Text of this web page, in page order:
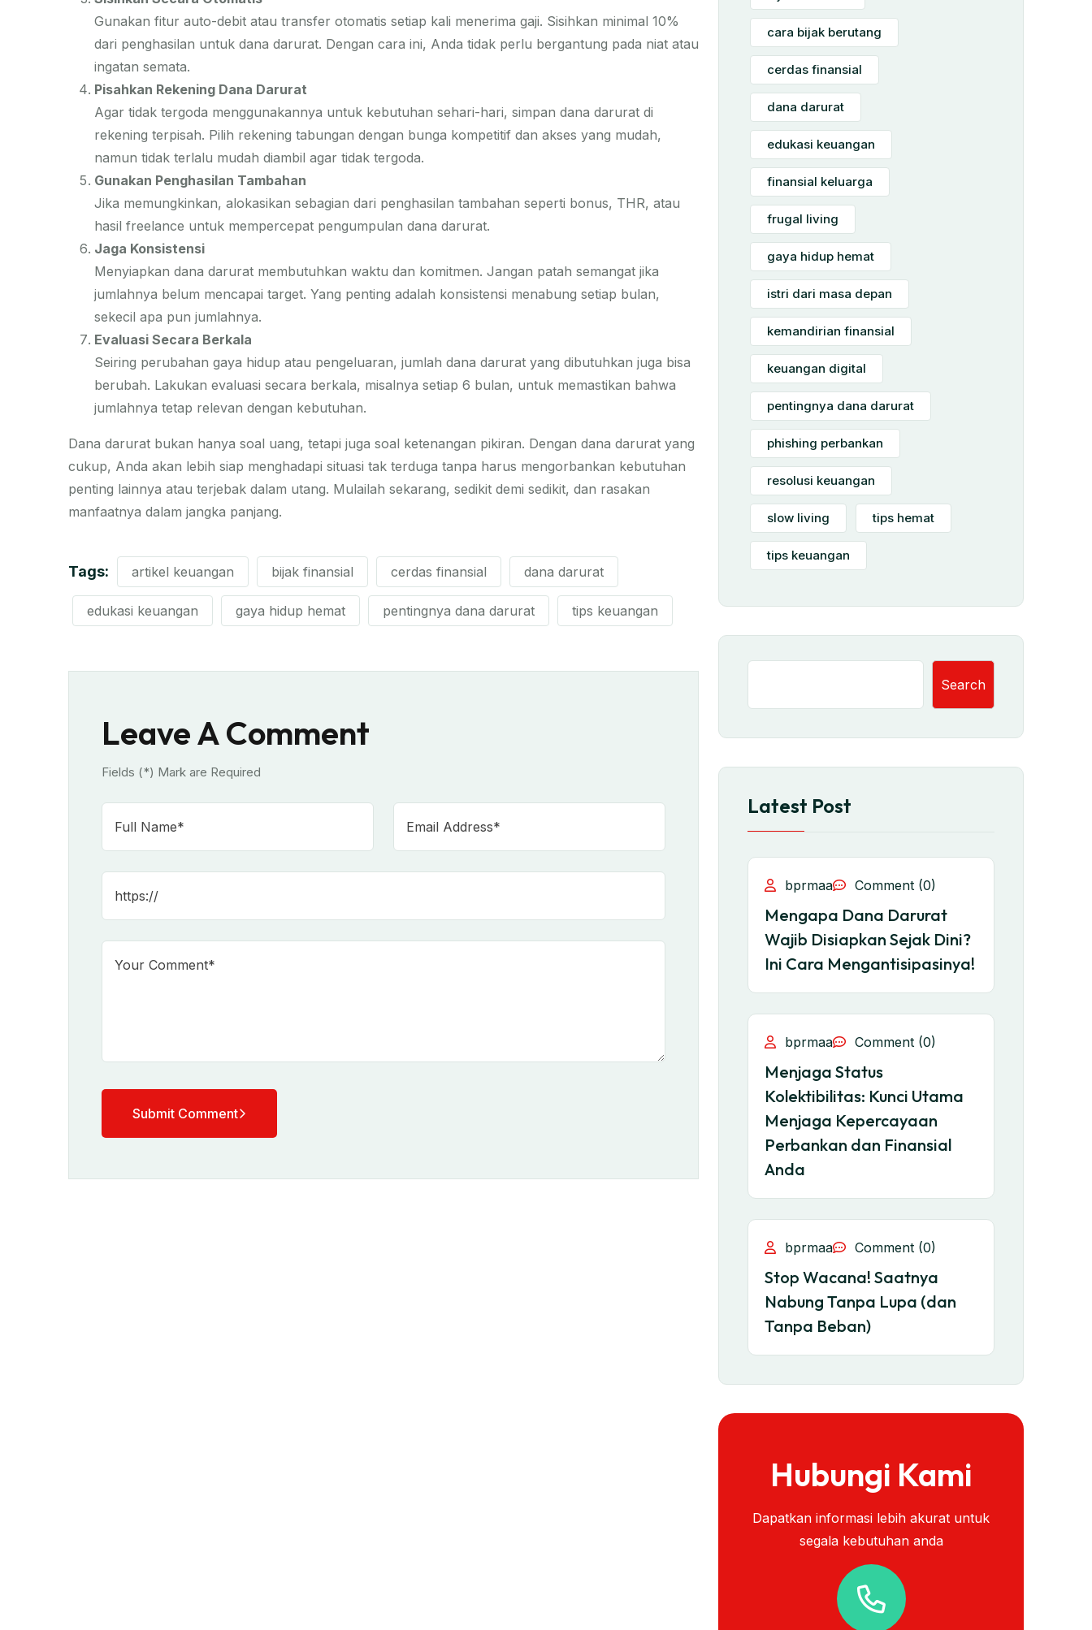
Gunakan fitur auto-debit atau transfer otomatis setiap kali menerima gaji. Sisihkan minimal 10%
dari penghasilan untuk dana darurat. Dengan cara ini, Anda tidak perlu bergantung pada niat atau
ingatan semata.
Pisahkan Rekening Dana Darurat
Agar tidak tergoda menggunakannya untuk kebutuhan sehari-hari, simpan dana darurat di
rekening terpisah. Pilih rekening tabungan dengan bunga kompetitif dan akses yang mudah,
namun tidak terlalu mudah diambil agar tidak tergoda.
Gunakan Penghasilan Tambahan
Jika memungkinkan, alokasikan sebagian dari penghasilan tambahan seperti bonus, THR, atau
hasil freelance untuk mempercepat pengumpulan dana darurat.
Jaga Konsistensi
Menyiapkan dana darurat membutuhkan waktu dan komitmen. Jangan patah semangat jika
jumlahnya belum mencapai target. Yang penting adalah konsistensi menabung setiap bulan,
sekecil apa pun jumlahnya.
Evaluasi Secara Berkala
Seiring perubahan gaya hidup atau pengeluaran, jumlah dana darurat yang dibutuhkan juga bisa
berubah. Lakukan evaluasi secara berkala, misalnya setiap 6 bulan, untuk memastikan bahwa
jumlahnya tetap relevan dengan kebutuhan.
Dana darurat bukan hanya soal uang, tetapi juga soal ketenangan pikiran. Dengan dana darurat yang
cukup, Anda akan lebih siap menghadapi situasi tak terduga tanpa harus mengorbankan kebutuhan
penting lainnya atau terjebak dalam utang. Mulailah sekarang, sedikit demi sedikit, dan rasakan
manfaatnya dalam jangka panjang.
Tags: artikel keuangan bijak finansial cerdas finansial dana darurat
edukasi keuangan gaya hidup hemat pentingnya dana darurat tips keuangan
Leave A Comment
Fields (*) Mark are Required
Submit Comment
cara bijak berutang
cerdas finansial
dana darurat
edukasi keuangan
finansial keluarga
frugal living
gaya hidup hemat
istri dari masa depan
kemandirian finansial
keuangan digital
pentingnya dana darurat
phishing perbankan
resolusi keuangan
slow living tips hemat
tips keuangan
Search
Latest Post
bprmaa Comment (0)
Mengapa Dana Darurat
Wajib Disiapkan Sejak Dini?
Ini Cara Mengantisipasinya!
bprmaa Comment (0)
Menjaga Status
Kolektibilitas: Kunci Utama
Menjaga Kepercayaan
Perbankan dan Finansial
Anda
bprmaa Comment (0)
Stop Wacana! Saatnya
Nabung Tanpa Lupa (dan
Tanpa Beban)
Hubungi Kami
Dapatkan informasi lebih akurat untuk
segala kebutuhan anda